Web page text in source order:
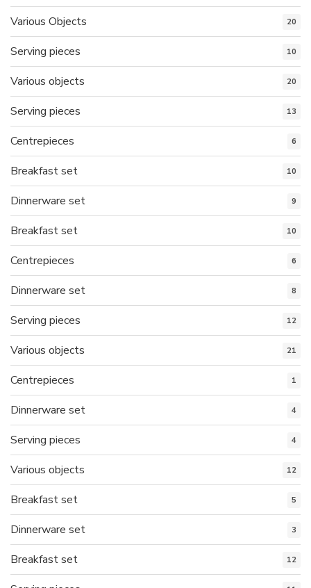
Various Objects 20
Serving pieces 10
Various objects 20
Serving pieces 13
Centrepieces 6
Breakfast set 10
Dinnerware set 9
Breakfast set 10
Centrepieces 6
Dinnerware set 8
Serving pieces 12
Various objects 21
Centrepieces 1
Dinnerware set 4
Serving pieces 4
Various objects 12
Breakfast set 5
Dinnerware set 3
Breakfast set 12